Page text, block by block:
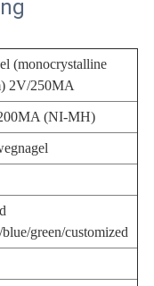
(monocrystalline
2V/250MA
(NI-MH)
green/customized